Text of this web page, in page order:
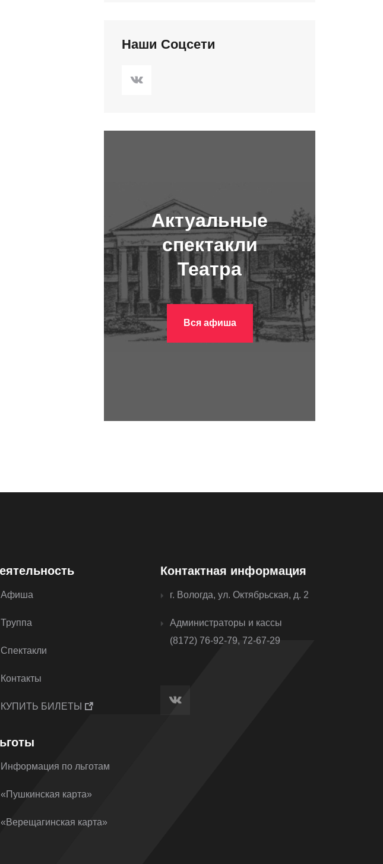
Наши Соцсети
Актуальные
спектакли
Театра
Вся афиша
Афиша
Труппа
Спектакли
Контакты
КУПИТЬ БИЛЕТЫ
Информация по льготам
«Пушкинская карта»
«Верещагинская карта»
Контактная информация
г. Вологда, ул. Октябрьская, д. 2
Администраторы и кассы
(8172) 76-92-79, 72-67-29